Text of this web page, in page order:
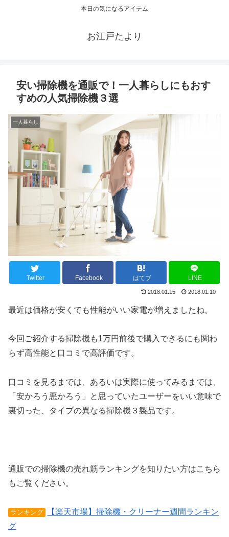
本日の気になるアイテム
お江戸たより
安い掃除機を通販で！一人暮らしにもおす
すめの人気掃除機３選
一人暮らし
Twitter Facebook はてブ LINE
2018.01.15 2018.01.10
最近は価格が安くても性能がいい家電が増えましたね。
今回ご紹介する掃除機も1万円前後で購入できるにも関わ
らず高性能と口コミで高評価です。
口コミを見るまでは、あるいは実際に使ってみるまでは、
「安かろう悪かろう」と思っていたユーザーをいい意味で
裏切った、タイプの異なる掃除機３製品です。
通販での掃除機の売れ筋ランキングを知りたい方はこちら
もご覧ください。
ランキング
【楽天市場】掃除機・クリーナー週間ランキン
グ